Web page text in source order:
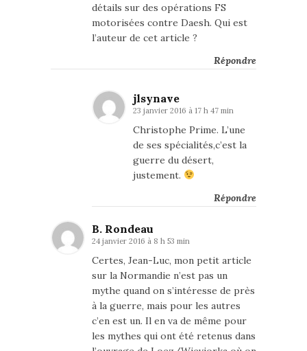
détails sur des opérations FS
motorisées contre Daesh. Qui est
l’auteur de cet article ?
Répondre
jlsynave
23 janvier 2016 à 17 h 47 min
Christophe Prime. L’une
de ses spécialités,c’est la
guerre du désert,
justement.
Répondre
B. Rondeau
24 janvier 2016 à 8 h 53 min
Certes, Jean-Luc, mon petit article
sur la Normandie n’est pas un
mythe quand on s’intéresse de près
à la guerre, mais pour les autres
c’en est un. Il en va de même pour
les mythes qui ont été retenus dans